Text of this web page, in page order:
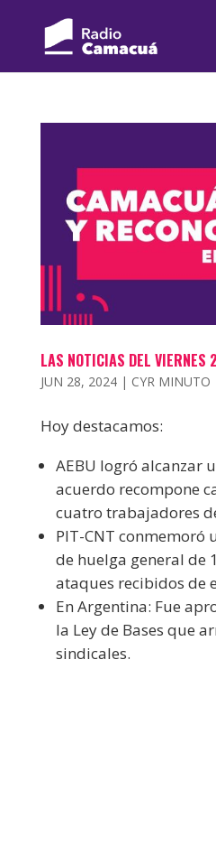
LAS NOTICIAS DEL VIERNES
JUN 28, 2024| CYR MINUTO
Hoy destacamos:
AEBU logró alcanzar
acuerdo recompone
cuatro trabajadores
PIT-CNT conmemoró
de huelga general de
ataques recibidos de
En Argentina: Fue
la Ley de Bases que
sindicales.